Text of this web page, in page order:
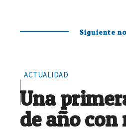
Siguiente
ACTUALIDAD
Una
de año